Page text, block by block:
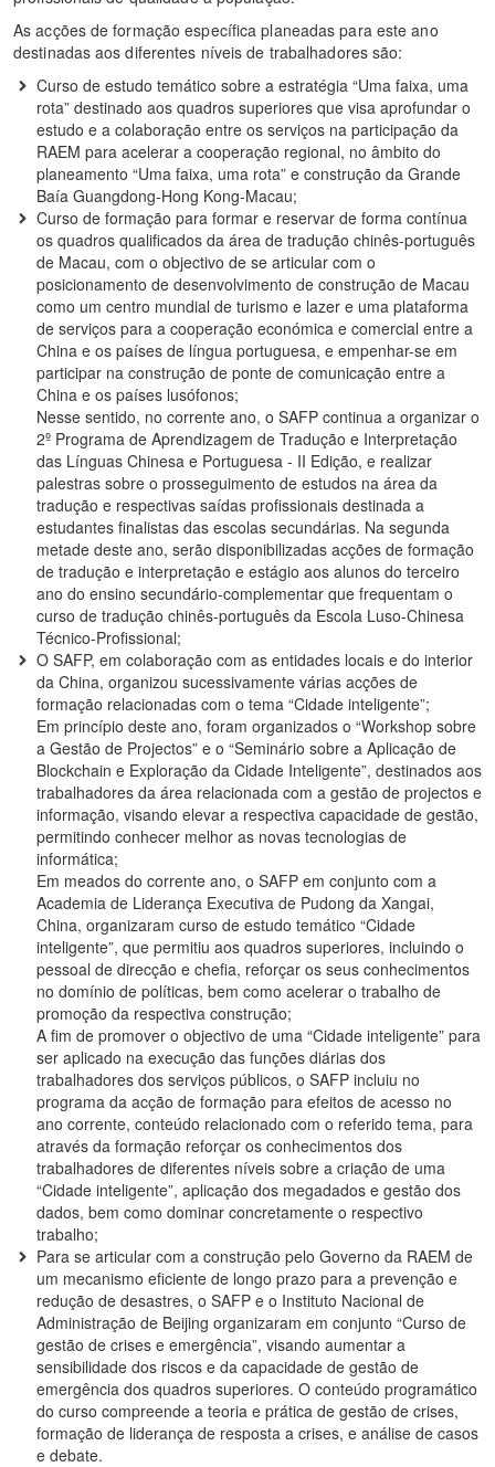
As acções de formação específica planeadas para este ano
destinadas aos diferentes níveis de trabalhadores são:
Curso de estudo temático sobre a estratégia “Uma faixa, uma
rota” destinado aos quadros superiores que visa aprofundar o
estudo e a colaboração entre os serviços na participação da
RAEM para acelerar a cooperação regional, no âmbito do
planeamento “Uma faixa, uma rota” e construção da Grande
Baía Guangdong-Hong Kong-Macau;
Curso de formação para formar e reservar de forma contínua
os quadros qualificados da área de tradução chinês-português
de Macau, com o objectivo de se articular com o
posicionamento de desenvolvimento de construção de Macau
como um centro mundial de turismo e lazer e uma plataforma
de serviços para a cooperação económica e comercial entre a
China e os países de língua portuguesa, e empenhar-se em
participar na construção de ponte de comunicação entre a
China e os países lusófonos;
Nesse sentido, no corrente ano, o SAFP continua a organizar o
2º Programa de Aprendizagem de Tradução e Interpretação
das Línguas Chinesa e Portuguesa - II Edição, e realizar
palestras sobre o prosseguimento de estudos na área da
tradução e respectivas saídas profissionais destinada a
estudantes finalistas das escolas secundárias. Na segunda
metade deste ano, serão disponibilizadas acções de formação
de tradução e interpretação e estágio aos alunos do terceiro
ano do ensino secundário-complementar que frequentam o
curso de tradução chinês-português da Escola Luso-Chinesa
Técnico-Profissional;
O SAFP, em colaboração com as entidades locais e do interior
da China, organizou sucessivamente várias acções de
formação relacionadas com o tema “Cidade inteligente”;
Em princípio deste ano, foram organizados o “Workshop sobre
a Gestão de Projectos” e o “Seminário sobre a Aplicação de
Blockchain e Exploração da Cidade Inteligente”, destinados aos
trabalhadores da área relacionada com a gestão de projectos e
informação, visando elevar a respectiva capacidade de gestão,
permitindo conhecer melhor as novas tecnologias de
informática;
Em meados do corrente ano, o SAFP em conjunto com a
Academia de Liderança Executiva de Pudong da Xangai,
China, organizaram curso de estudo temático “Cidade
inteligente”, que permitiu aos quadros superiores, incluindo o
pessoal de direcção e chefia, reforçar os seus conhecimentos
no domínio de políticas, bem como acelerar o trabalho de
promoção da respectiva construção;
A fim de promover o objectivo de uma “Cidade inteligente” para
ser aplicado na execução das funções diárias dos
trabalhadores dos serviços públicos, o SAFP incluiu no
programa da acção de formação para efeitos de acesso no
ano corrente, conteúdo relacionado com o referido tema, para
através da formação reforçar os conhecimentos dos
trabalhadores de diferentes níveis sobre a criação de uma
“Cidade inteligente”, aplicação dos megadados e gestão dos
dados, bem como dominar concretamente o respectivo
trabalho;
Para se articular com a construção pelo Governo da RAEM de
um mecanismo eficiente de longo prazo para a prevenção e
redução de desastres, o SAFP e o Instituto Nacional de
Administração de Beijing organizaram em conjunto “Curso de
gestão de crises e emergência”, visando aumentar a
sensibilidade dos riscos e da capacidade de gestão de
emergência dos quadros superiores. O conteúdo programático
do curso compreende a teoria e prática de gestão de crises,
formação de liderança de resposta a crises, e análise de casos
e debate.